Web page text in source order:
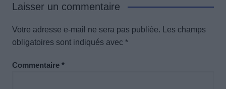
Laisser un commentaire
Votre adresse e-mail ne sera pas publiée.
Les champs
obligatoires sont indiqués avec *
Commentaire *